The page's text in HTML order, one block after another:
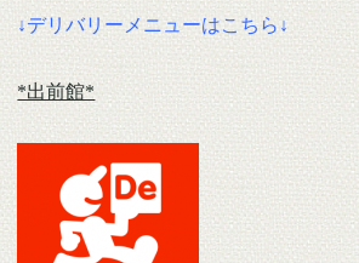
↓デリバリーメニューはこちら↓
*出前館*